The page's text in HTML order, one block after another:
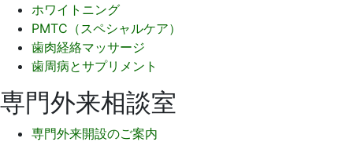
ホワイトニング
PMTC（スペシャルケア）
歯肉経絡マッサージ
歯周病とサプリメント
専門外来相談室
専門外来開設のご案内